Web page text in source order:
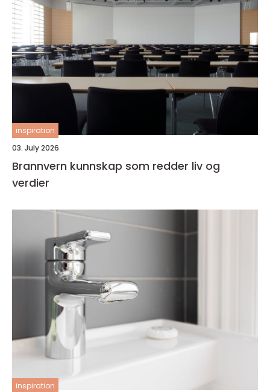
inspiration
03. July 2026
Brannvern kunnskap som redder liv og
verdier
inspiration